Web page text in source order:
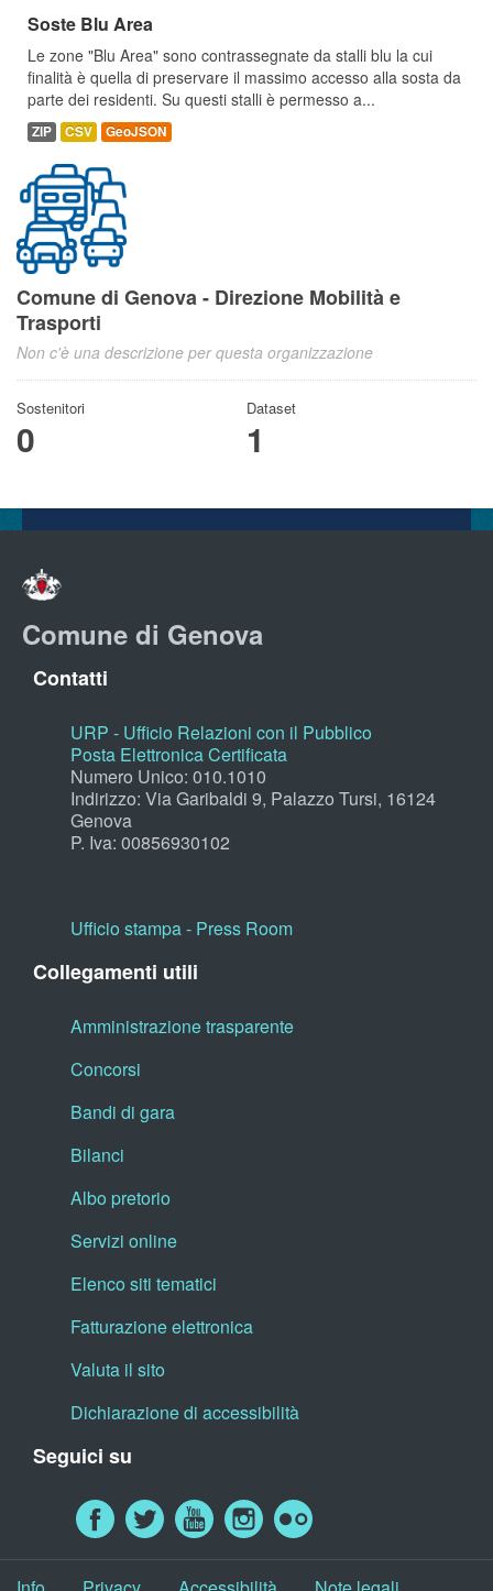
Soste Blu Area
Le zone "Blu Area" sono contrassegnate da stalli blu la cui
finalità è quella di preservare il massimo accesso alla sosta da
parte dei residenti. Su questi stalli è permesso a...
ZIP CSV GeoJSON
Comune di Genova - Direzione Mobilità e
Trasporti
Non c'è una descrizione per questa organizzazione
Sostenitori
0
Dataset
1
Comune di Genova
Contatti
URP - Ufficio Relazioni con il Pubblico
Posta Elettronica Certificata
Numero Unico: 010.1010
Indirizzo: Via Garibaldi 9, Palazzo Tursi, 16124
Genova
P. Iva: 00856930102
Ufficio stampa - Press Room
Collegamenti utili
Amministrazione trasparente
Concorsi
Bandi di gara
Bilanci
Albo pretorio
Servizi online
Elenco siti tematici
Fatturazione elettronica
Valuta il sito
Dichiarazione di accessibilità
Seguici su